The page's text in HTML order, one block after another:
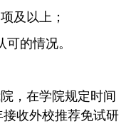
及以上 ；
可的情况。
，在学院规定时间
接收外校推荐免试研